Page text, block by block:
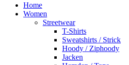
Home
Women
Streetwear
T-Shirts
Sweatshirts / Strick
Hoody / Ziphoody
Jacken